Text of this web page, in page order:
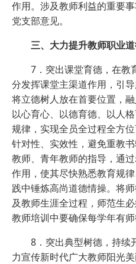
作用。涉及教师利益的重要
党支部意见。
三、大力提升教师职业
7．突出课堂育德，在教
分发挥课堂主渠道作用，引
将立德树人放在首要位置，
以心育心、以德育德、以人
规律，实现全员全过程全方
针对性、实效性，避免重教
教师、青年教师的指导，通
作用，使其尽快熟悉教育规
践中锤炼高尚道德情操。将
及教师生涯全过程，师范生
教师培训中要确保每学年有师
8．突出典型树德，持续
力宣传新时代广大教师阳光